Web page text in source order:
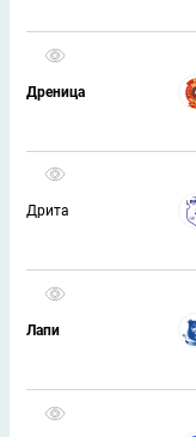
Дреница
Дрита
Лапи